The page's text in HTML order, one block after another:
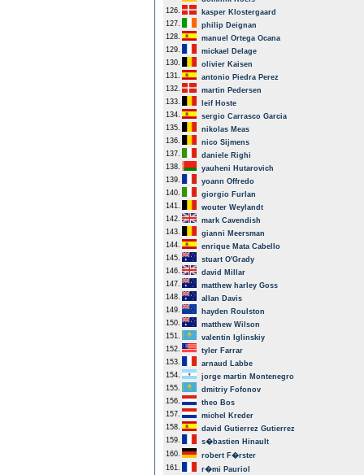
126.
kasper Klostergaard
127.
philip Deignan
128.
manuel Ortega Ocana
129.
mickael Delage
130.
olivier Kaisen
131.
antonio Piedra Perez
132.
martin Pedersen
133.
leif Hoste
134.
sergio Carrasco Garcia
135.
nikolas Meas
136.
nico Sijmens
137.
daniele Righi
138.
yauheni Hutarovich
139.
yoann Offredo
140.
giorgio Furlan
141.
wouter Weylandt
142.
mark Cavendish
143.
gianni Meersman
144.
enrique Mata Cabello
145.
stuart O'Grady
146.
david Millar
147.
matthew harley Goss
148.
allan Davis
149.
hayden Roulston
150.
matthew Wilson
151.
valentin Iglinskiy
152.
tyler Farrar
153.
arnaud Labbe
154.
jorge martin Montenegro
155.
dmitriy Fofonov
156.
theo Bos
157.
michel Kreder
158.
david Gutierrez Gutierrez
159.
s�bastien Hinault
160.
robert F�rster
161.
r�mi Pauriol